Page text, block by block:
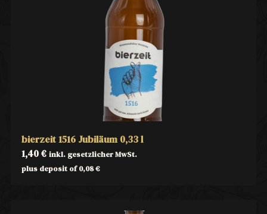
bierzeit 1516 Jubiläum 0,33 l
1,40€ inkl. gesetzlicher MwSt.
plus deposit of0,08€